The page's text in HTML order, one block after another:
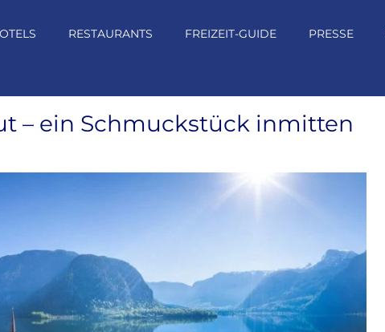
RESTAURANTS FREIZEIT-GUIDE PRESSE
– ein Schmuckstück inmitten